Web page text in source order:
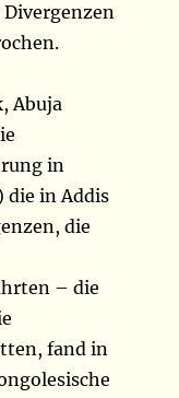
Abuja
in
die in Addis
die
– die
fand in